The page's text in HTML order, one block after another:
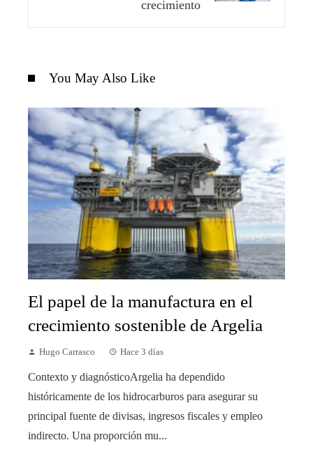
crecimiento
You May Also Like
El papel de la manufactura en el
crecimiento sostenible de Argelia
Hugo Carrasco Hace 3 días
Contexto y diagnósticoArgelia ha dependido
históricamente de los hidrocarburos para asegurar su
principal fuente de divisas, ingresos fiscales y empleo
indirecto. Una proporción mu...